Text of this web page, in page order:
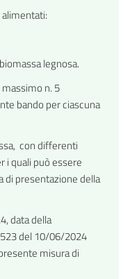
legnosa.
n. 5
bando per ciascuna
con differenti
i quali può essere
di presentazione della
data della
del 10/06/2024
misura di